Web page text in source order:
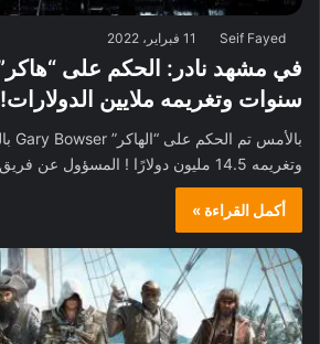
Seif Fayed 11 فبراير، 2022
سنوات وتغريمه ملايين الدولارات!
وتغريمه 14.5 مليون دولارًا ! المسؤول عن فريق القرصنة…
أكمل القراءة »